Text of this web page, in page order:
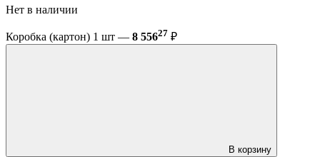
Нет в наличии
Коробка (картон) 1 шт — 8 55627 ₽
В корзину